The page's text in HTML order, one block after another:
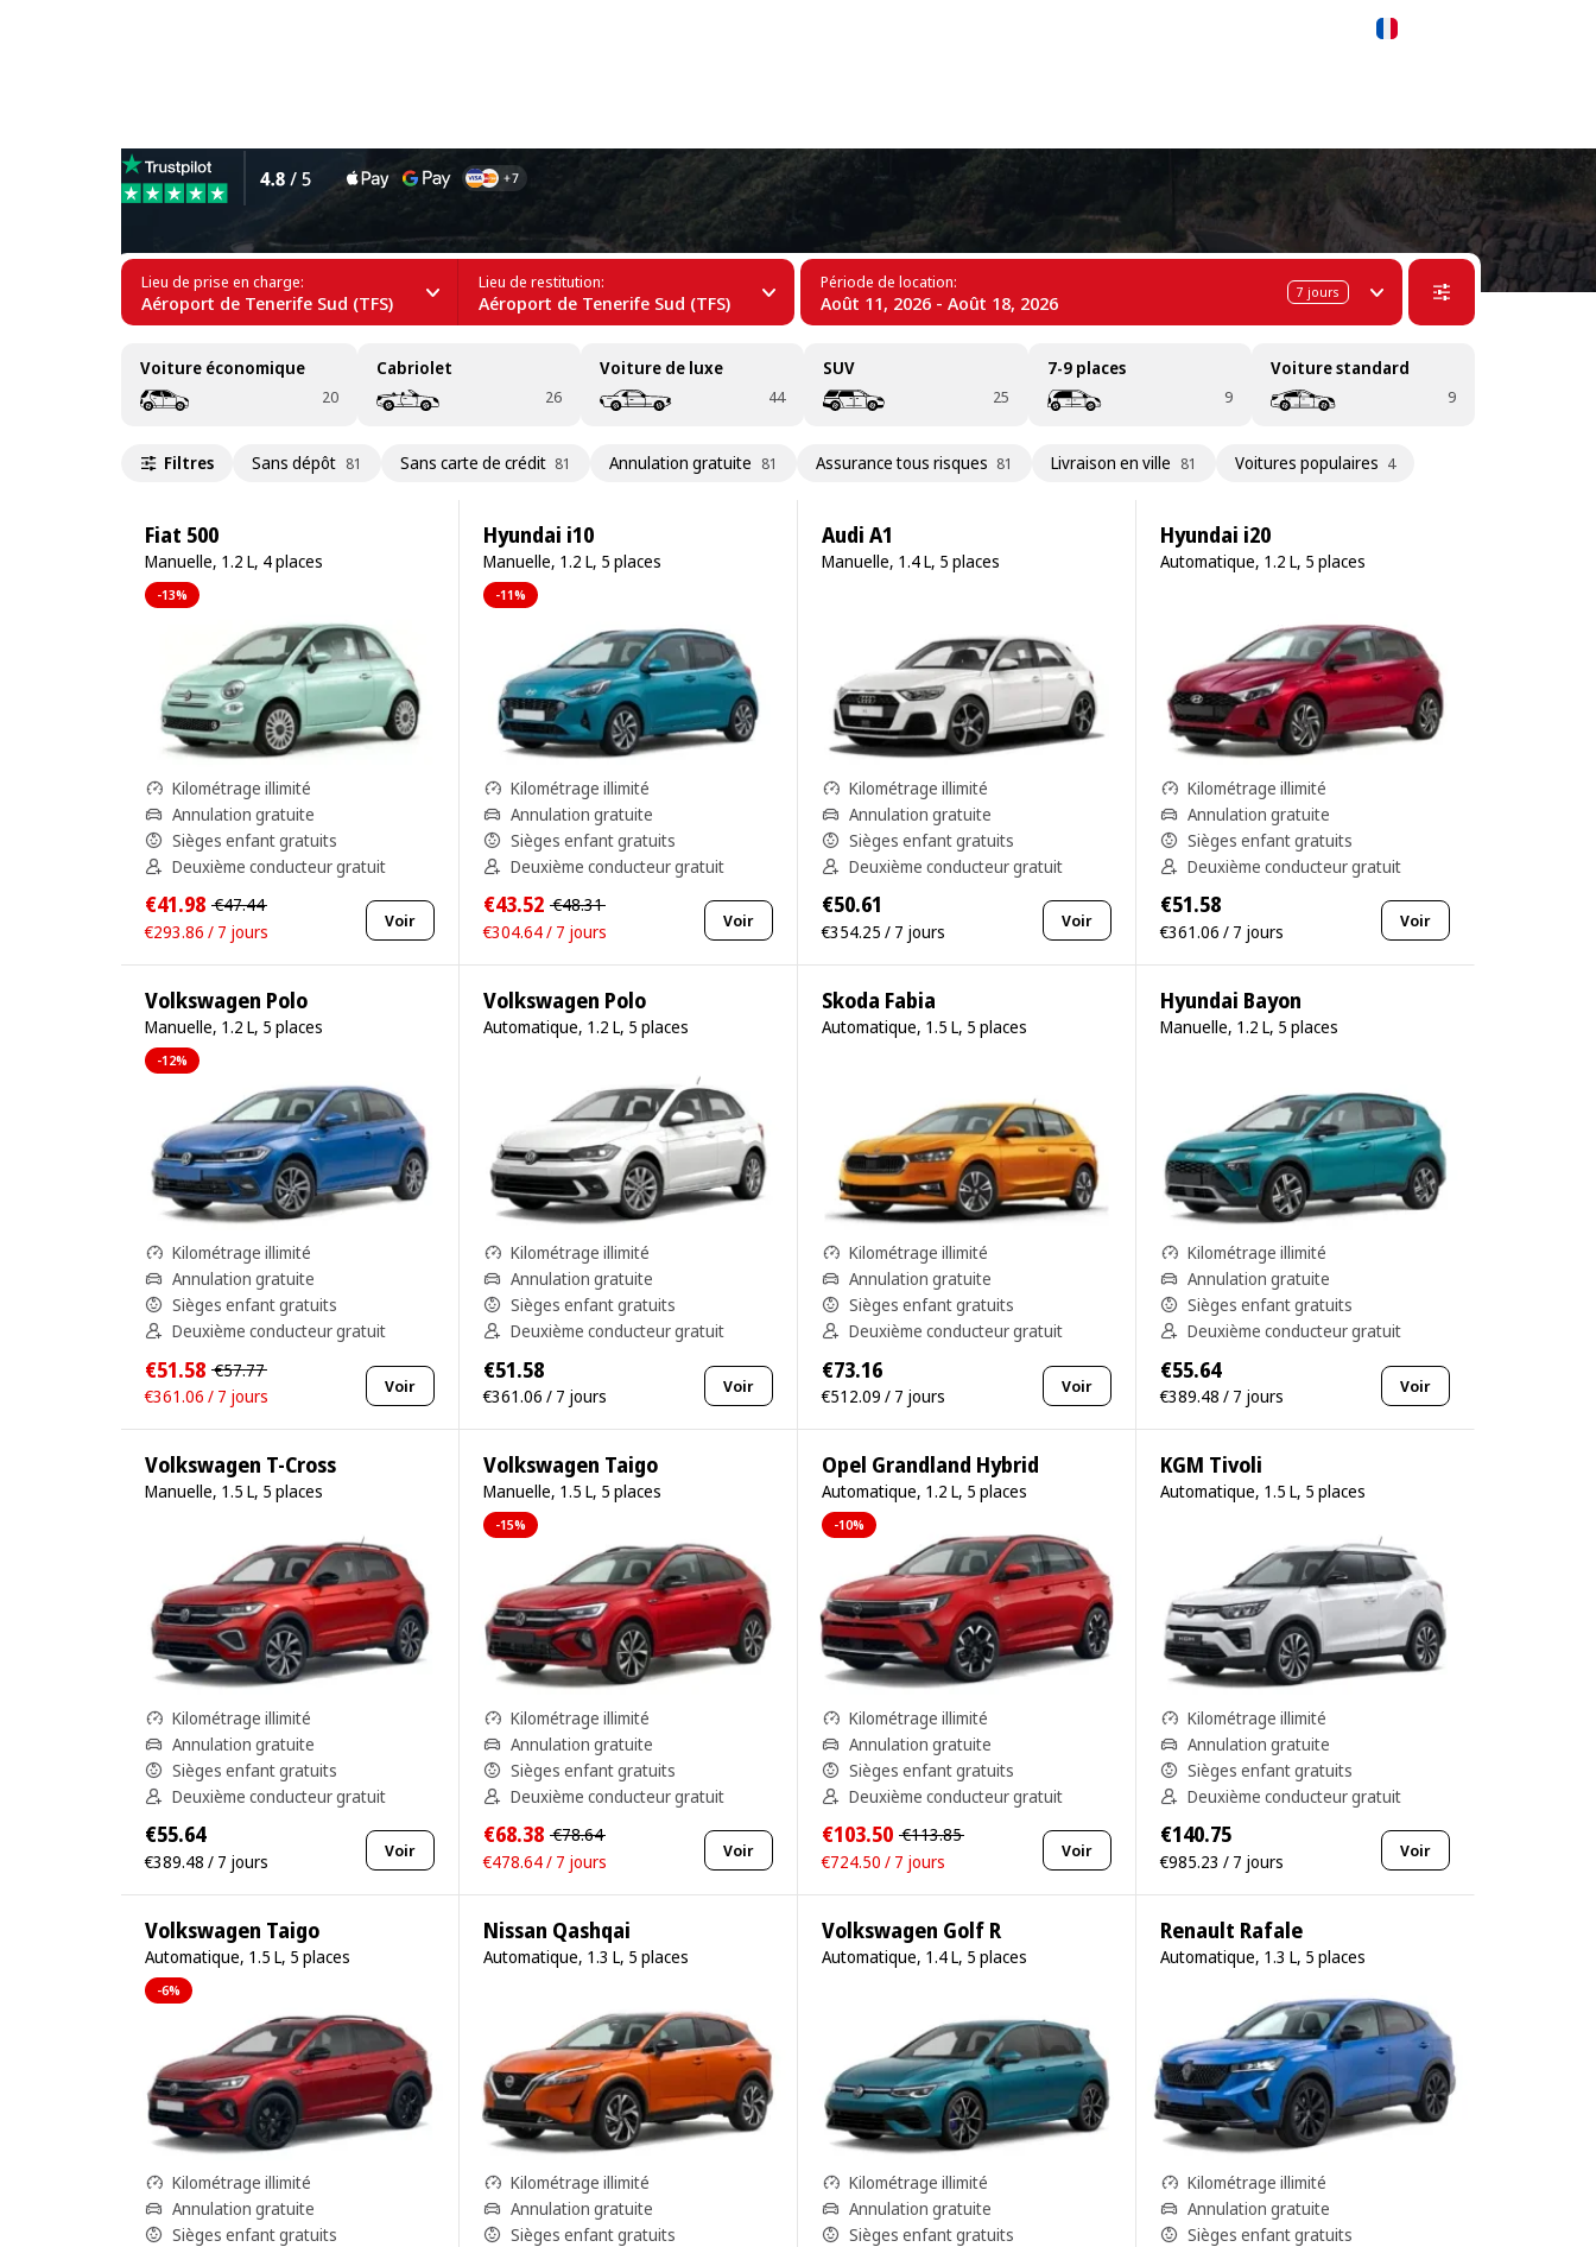
Lieu de prise en charge:
Aéroport de Tenerife Sud (TFS)
Lieu de restitution:
Aéroport de Tenerife Sud (TFS)
Période de location:
Août 11, 2026 - Août 18, 2026 7 jours
Voiture économique
20
Cabriolet
26
Voiture de luxe
44
SUV
25
7-9 places
9
Voiture standard
9
Filtres Sans dépôt 81 Sans carte de crédit 81 Annulation gratuite 81 Assurance tous risques 81 Livraison en ville 81 Voitures populaires 4
Fiat 500
Manuelle, 1.2 L, 4 places
-13%
Kilométrage illimité
Annulation gratuite
Sièges enfant gratuits
Deuxième conducteur gratuit
€41.98 €47.44
€293.86 / 7 jours
Voir
Hyundai i10
Manuelle, 1.2 L, 5 places
-11%
Kilométrage illimité
Annulation gratuite
Sièges enfant gratuits
Deuxième conducteur gratuit
€43.52 €48.31
€304.64 / 7 jours
Voir
Audi A1
Manuelle, 1.4 L, 5 places
Kilométrage illimité
Annulation gratuite
Sièges enfant gratuits
Deuxième conducteur gratuit
€50.61
€354.25 / 7 jours Voir
Hyundai i20
Automatique, 1.2 L, 5 places
Kilométrage illimité
Annulation gratuite
Sièges enfant gratuits
Deuxième conducteur gratuit
€51.58
€361.06 / 7 jours Voir
Volkswagen Polo
Manuelle, 1.2 L, 5 places
-12%
Kilométrage illimité
Annulation gratuite
Sièges enfant gratuits
Deuxième conducteur gratuit
€51.58 €57.77
€361.06 / 7 jours
Voir
Volkswagen Polo
Automatique, 1.2 L, 5 places
Kilométrage illimité
Annulation gratuite
Sièges enfant gratuits
Deuxième conducteur gratuit
€51.58
€361.06 / 7 jours Voir
Skoda Fabia
Automatique, 1.5 L, 5 places
Kilométrage illimité
Annulation gratuite
Sièges enfant gratuits
Deuxième conducteur gratuit
€73.16
€512.09 / 7 jours Voir
Hyundai Bayon
Manuelle, 1.2 L, 5 places
Kilométrage illimité
Annulation gratuite
Sièges enfant gratuits
Deuxième conducteur gratuit
€55.64
€389.48 / 7 jours Voir
Volkswagen T-Cross
Manuelle, 1.5 L, 5 places
Kilométrage illimité
Annulation gratuite
Sièges enfant gratuits
Deuxième conducteur gratuit
€55.64
€389.48 / 7 jours Voir
Volkswagen Taigo
Manuelle, 1.5 L, 5 places
-15%
Kilométrage illimité
Annulation gratuite
Sièges enfant gratuits
Deuxième conducteur gratuit
€68.38 €78.64
€478.64 / 7 jours
Voir
Opel Grandland Hybrid
Automatique, 1.2 L, 5 places
-10%
Kilométrage illimité
Annulation gratuite
Sièges enfant gratuits
Deuxième conducteur gratuit
€103.50 €113.85
€724.50 / 7 jours
Voir
KGM Tivoli
Automatique, 1.5 L, 5 places
Kilométrage illimité
Annulation gratuite
Sièges enfant gratuits
Deuxième conducteur gratuit
€140.75
€985.23 / 7 jours Voir
Volkswagen Taigo
Automatique, 1.5 L, 5 places
-6%
Kilométrage illimité
Annulation gratuite
Sièges enfant gratuits
Nissan Qashqai
Automatique, 1.3 L, 5 places
Kilométrage illimité
Annulation gratuite
Sièges enfant gratuits
Volkswagen Golf R
Automatique, 1.4 L, 5 places
Kilométrage illimité
Annulation gratuite
Sièges enfant gratuits
Renault Rafale
Automatique, 1.3 L, 5 places
Kilométrage illimité
Annulation gratuite
Sièges enfant gratuits